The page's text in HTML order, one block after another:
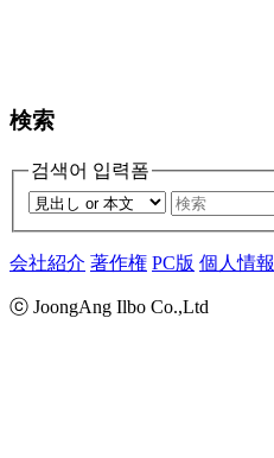
検索
검색어 입력폼
会社紹介 著作権 PC版 個人情報
ⓒ JoongAng Ilbo Co.,Ltd